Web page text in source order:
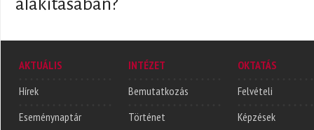
alakításában?
AKTUÁLIS
Hírek
Eseménynaptár
INTÉZET
Bemutatkozás
Történet
OKTATÁS
Felvételi
Képzések